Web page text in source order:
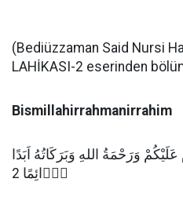
(Bediüzzaman Said Nursi
LAHİKASI-2 eserinden
Bismillahirrahmanirrahim
1 اَلسَّلاَمُ عَلَيْكُمْ وَرَحْمَةُ اللهِ وَبَرَكَاتُهُ اَبَدًا
دَۤائِمًا 2